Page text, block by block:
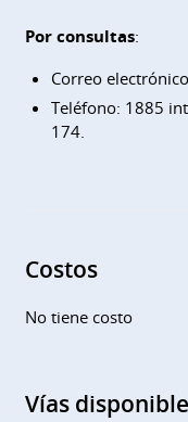
Por consultas:
Correo
Teléfono: 1885
174.
Costos
No tiene costo
Vías